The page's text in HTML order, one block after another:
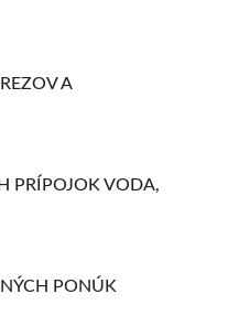
A
PRÍPOJOK VODA,
PONÚK